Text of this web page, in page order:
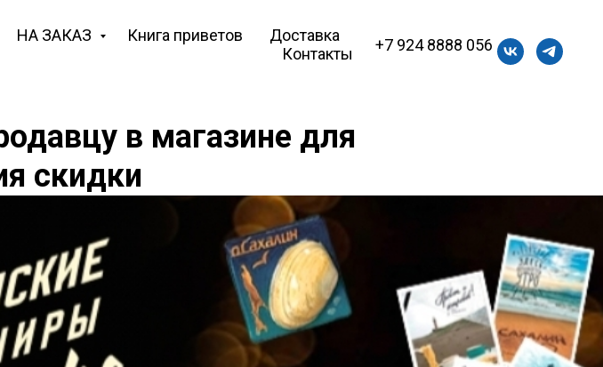
НА ЗАКАЗ Книга приветов
Доставка
Контакты
+7 924 8888 056
в магазине для
скидки